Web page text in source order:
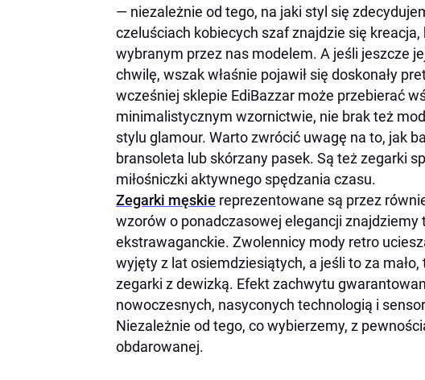
— niezależnie od tego, na jaki styl się
czeluściach kobiecych szaf znajdzie się
wybranym przez nas modelem. A jeśli jeszcze
chwilę, wszak właśnie pojawił się doskonały
wcześniej sklepie EdiBazzar może przebierać
minimalistycznym wzornictwie, nie brak też
stylu glamour. Warto zwrócić uwagę na to, jak
bransoleta lub skórzany pasek. Są też zegarki
miłośniczki aktywnego spędzania czasu.
Zegarki męskie reprezentowane są przez
wzorów o ponadczasowej elegancji znajdziemy
ekstrawaganckie. Zwolennicy mody retro
wyjęty z lat osiemdziesiątych, a jeśli to za
zegarki z dewizką. Efekt zachwytu
nowoczesnych, nasyconych technologią i
Niezależnie od tego, co wybierzemy, z
obdarowanej.